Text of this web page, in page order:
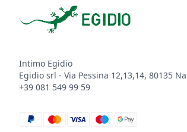
Intimo Egidio
Egidio srl - Via Pessina 12,13,14, 80135
+39 081 549 99 59
paypal
mastercard
visa
maestro
google_pay